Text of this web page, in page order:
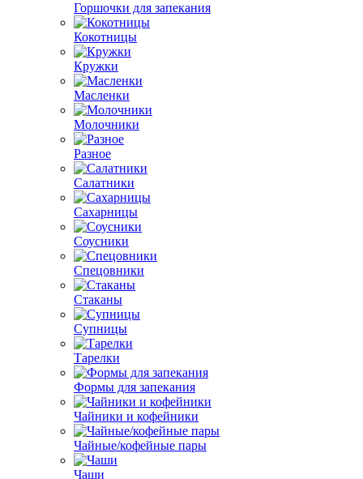
Горшочки для запекания
Кокотницы
Кружки
Масленки
Молочники
Разное
Салатники
Сахарницы
Соусники
Спецовники
Стаканы
Супницы
Тарелки
Формы для запекания
Чайники и кофейники
Чайные/кофейные пары
Чаши